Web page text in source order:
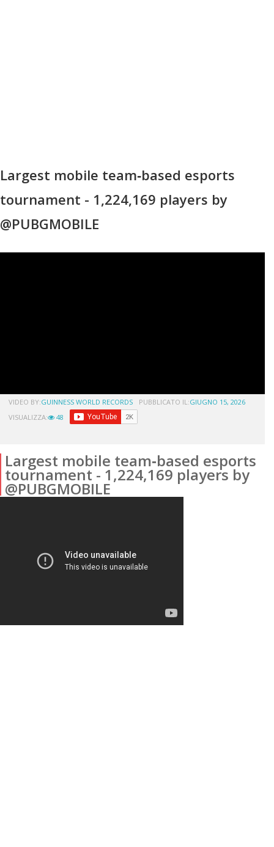
Largest mobile team‑based esports
tournament - 1,224,169 players by
@PUBGMOBILE
VIDEO BY:GUINNESS WORLD RECORDS PUBBLICATO IL:GIUGNO 15, 2026
VISUALIZZA:
48
Largest mobile team‑based esports
tournament - 1,224,169 players by
@PUBGMOBILE